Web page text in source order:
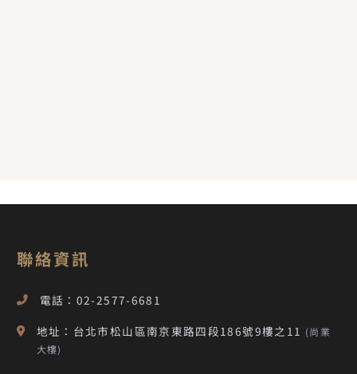
聯絡資訊
電話：02-2577-6681
地址：台北市松山區南京東路四段186號9樓之11 (尚業
大樓)